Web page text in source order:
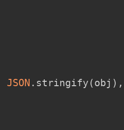
JSON .stringify(obj),